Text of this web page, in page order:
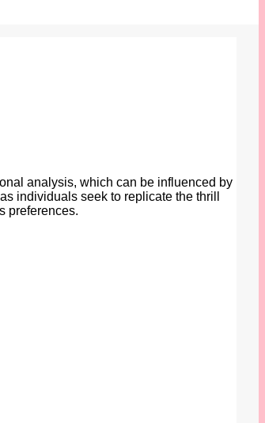
analysis, which can be influenced by
individuals seek to replicate the thrill
preferences.